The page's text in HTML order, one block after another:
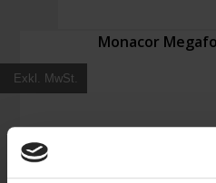
Exkl. MwSt.
Monacor